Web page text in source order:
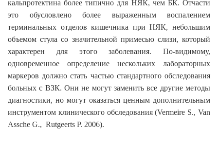
кальпротектина более типично для НЯК, чем БК. Отчасти
это обусловлено более выраженным воспалением
терминальных отделов кишечника при НЯК, небольшим
объемом стула со значительной примесью слизи, который
характерен для этого заболевания. По-видимому,
одновременное определение нескольких лабораторных
маркеров должно стать частью стандартного обследования
больных с ВЗК. Они не могут заменить все другие методы
диагностики, но могут оказаться ценным дополнительным
инструментом клинического обследования (Vermeire S., Van
Assche G., Rutgeerts P. 2006).